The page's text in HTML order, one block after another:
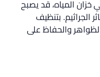
خزان المياه، قد يصبح
الجراثيم. بتنظيف
والحفاظ على